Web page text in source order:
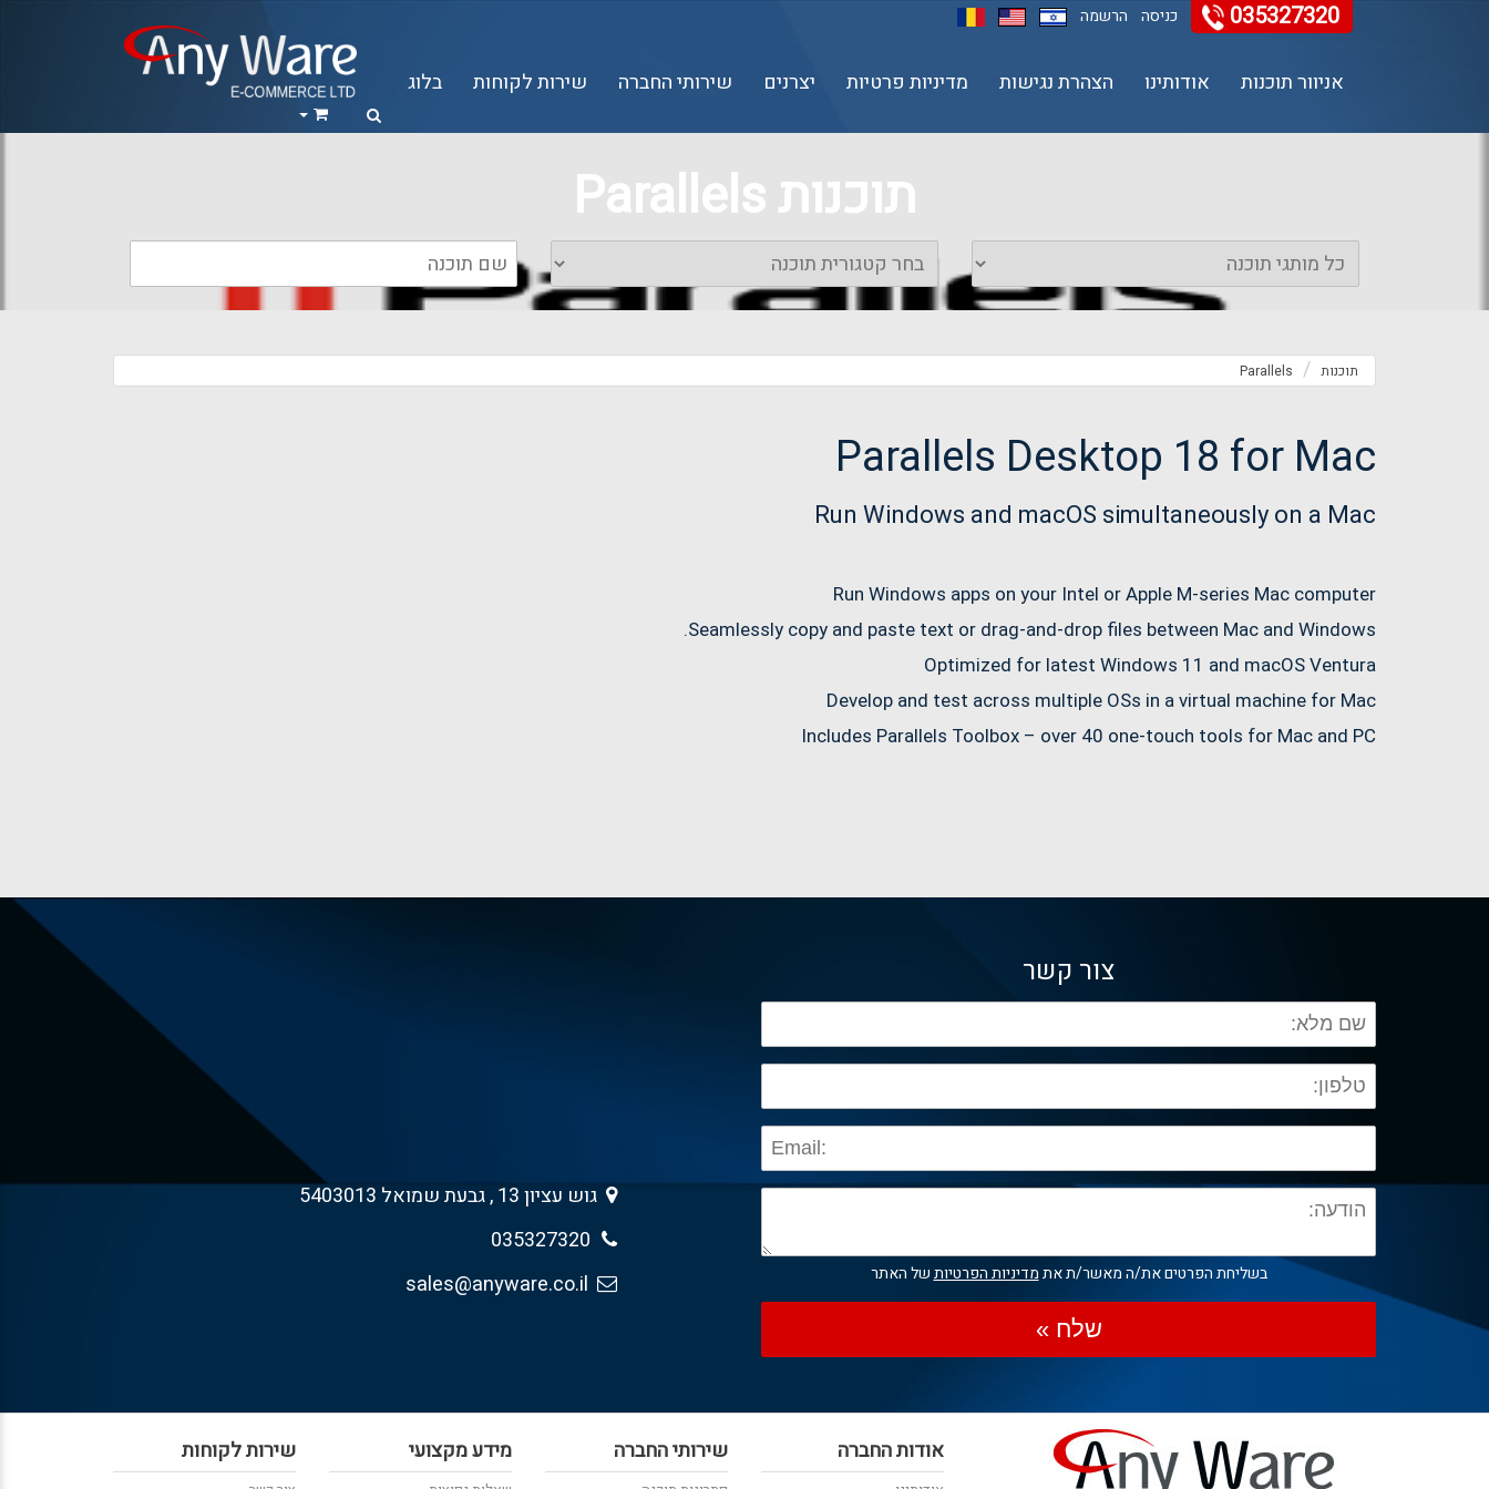
035327320 כניסה הרשמה
אניוור תוכנות אודותינו הצהרת נגישות מדיניות פרטיות יצרנים שירותי החברה שירות לקוחות בלוג
תוכנות Parallels
תוכנות Parallels
Parallels Desktop 18 for Mac
Run Windows and macOS simultaneously on a Mac
Run Windows apps on your Intel or Apple M-series Mac computer
Seamlessly copy and paste text or drag-and-drop files between Mac and Windows.
Optimized for latest Windows 11 and macOS Ventura
Develop and test across multiple OSs in a virtual machine for Mac
Includes Parallels Toolbox – over 40 one-touch tools for Mac and PC
צור קשר
בשליחת הפרטים את/ה מאשר/ת אתמדיניות הפרטיותשל האתר
שלח »
גוש עציון 13 , גבעת שמואל 5403013
035327320
אודות החברה שירותי החברה מידע מקצועי שירות לקוחות